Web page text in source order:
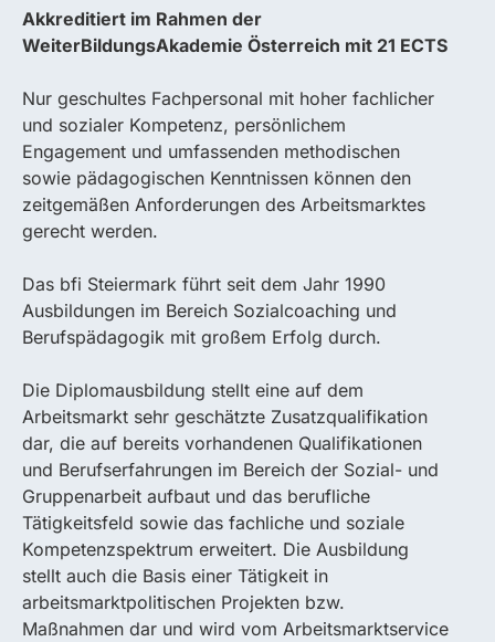
Akkreditiert im Rahmen der
WeiterBildungsAkademie Österreich mit 21 ECTS
Nur geschultes Fachpersonal mit hoher fachlicher
und sozialer Kompetenz, persönlichem
Engagement und umfassenden methodischen
sowie pädagogischen Kenntnissen können den
zeitgemäßen Anforderungen des Arbeitsmarktes
gerecht werden.
Das bfi Steiermark führt seit dem Jahr 1990
Ausbildungen im Bereich Sozialcoaching und
Berufspädagogik mit großem Erfolg durch.
Die Diplomausbildung stellt eine auf dem
Arbeitsmarkt sehr geschätzte Zusatzqualifikation
dar, die auf bereits vorhandenen Qualifikationen
und Berufserfahrungen im Bereich der Sozial- und
Gruppenarbeit aufbaut und das berufliche
Tätigkeitsfeld sowie das fachliche und soziale
Kompetenzspektrum erweitert. Die Ausbildung
stellt auch die Basis einer Tätigkeit in
arbeitsmarktpolitischen Projekten bzw.
Maßnahmen dar und wird vom Arbeitsmarktservice